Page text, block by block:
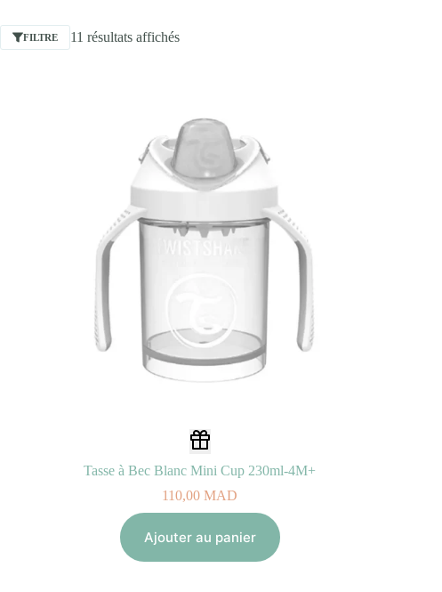
FILTRE 11 résultats affichés
Tasse à Bec Blanc Mini Cup 230ml-4M+
110,00 MAD
Ajouter au panier